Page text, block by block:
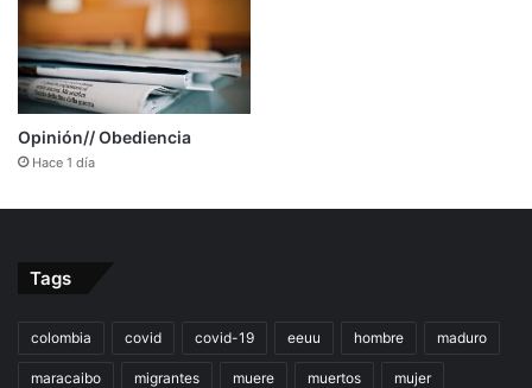
Opinión// Obediencia
Hace 1 día
Tags
colombia covid covid-19 eeuu hombre maduro
maracaibo migrantes muere muertos mujer